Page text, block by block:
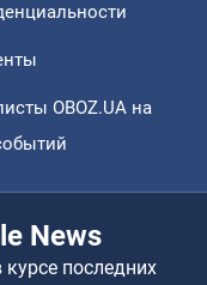
OBOZ.UA на
News
последних